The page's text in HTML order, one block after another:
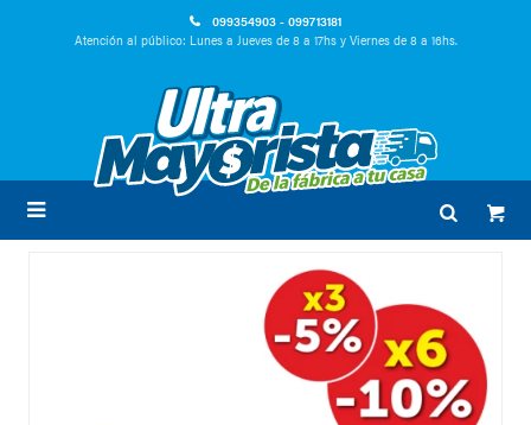
099354903 - 099713181
Atención al público: Lunes a Jueves de 8 a 17hs y Viernes de 8 a 16hs.
